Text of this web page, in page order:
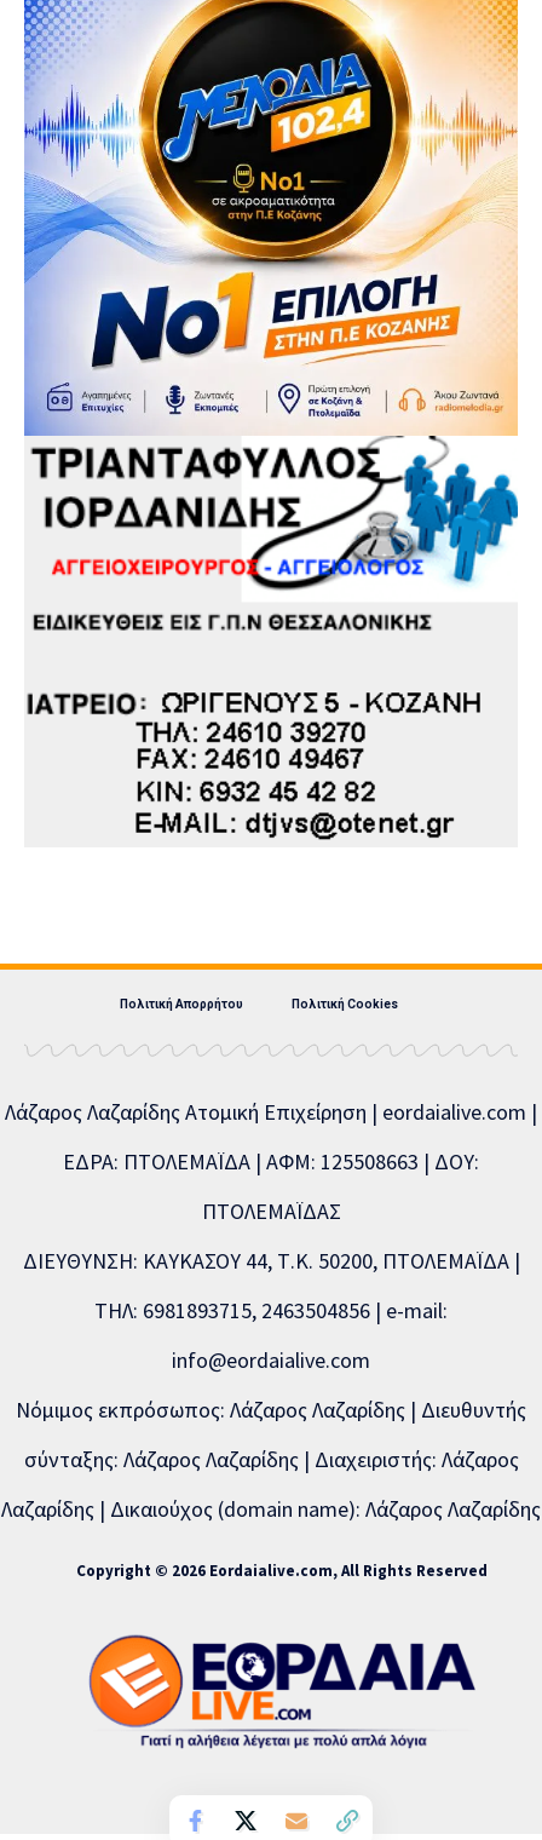
Πολιτική Απορρήτου Πολιτική Cookies
Λάζαρος Λαζαρίδης Ατομική Επιχείρηση | eordaialive.com |
ΕΔΡΑ: ΠΤΟΛΕΜΑΪΔΑ | ΑΦΜ: 125508663 | ΔΟΥ:
ΠΤΟΛΕΜΑΪΔΑΣ
ΔΙΕΥΘΥΝΣΗ: ΚΑΥΚΑΣΟΥ 44, Τ.Κ. 50200, ΠΤΟΛΕΜΑΪΔΑ |
ΤΗΛ: 6981893715, 2463504856 | e-mail:
info@eordaialive.com
Νόμιμος εκπρόσωπος: Λάζαρος Λαζαρίδης | Διευθυντής
σύνταξης: Λάζαρος Λαζαρίδης | Διαχειριστής: Λάζαρος
Λαζαρίδης | Δικαιούχος (domain name): Λάζαρος Λαζαρίδης
Copyright © 2026 Eordaialive.com, All Rights Reserved